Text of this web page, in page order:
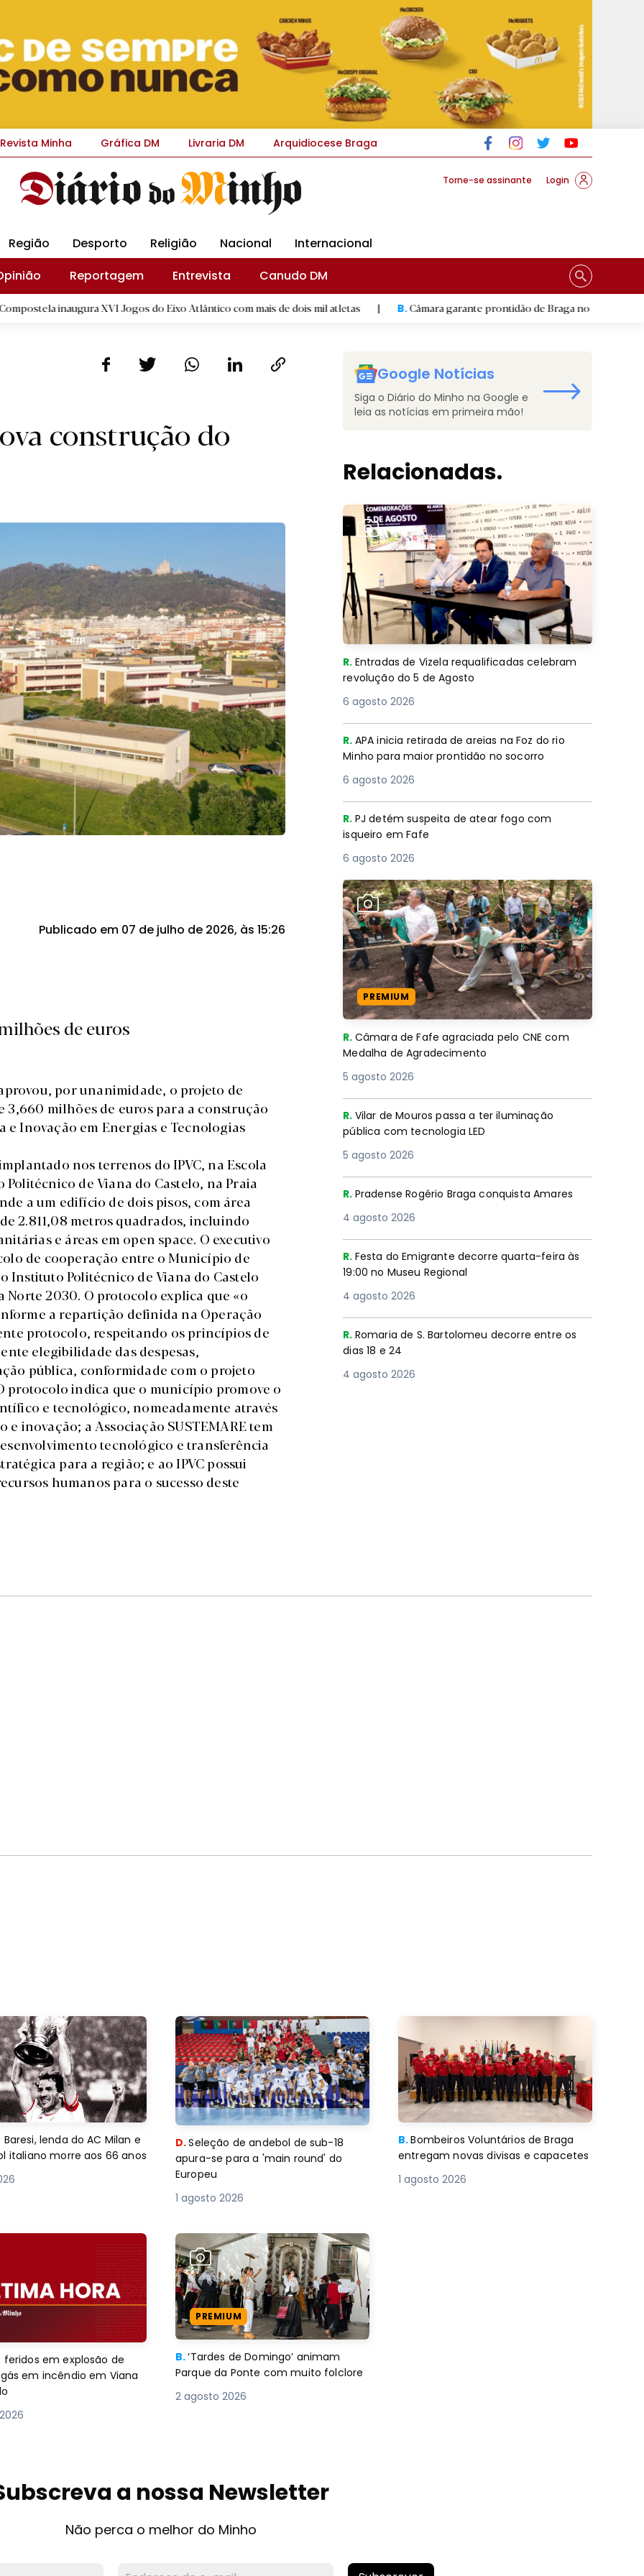
Revista Minha Gráfica DM Livraria DM Arquidiocese Braga
Torne-se assinante Login
Região Desporto Religião Nacional
Internacional
Reportagem Entrevista Canudo DM
XVI Jogos do Eixo Atlântico com mais de dois mil atletas | B.Câmara garante prontidão de Braga no resgate animal
construção do
Publicado em 07 de julho de 2026, às 15:26
de euros
por unanimidade, o projeto de
3,660 milhões de euros para a construção
Inovação em Energias e Tecnologias
nos terrenos do IPVC, na Escola
de Viana do Castelo, na Praia
a um edifício de dois pisos, com área
2.811,08 metros quadrados, incluindo
e áreas em open space. O executivo
de cooperação entre o Município de
Instituto Politécnico de Viana do Castelo
2030. O protocolo explica que «o
a repartição definida na Operação
protocolo, respeitando os princípios de
elegibilidade das despesas,
pública, conformidade com o projeto
protocolo indica que o município promove o
e tecnológico, nomeadamente através
inovação; a Associação SUSTEMARE tem
tecnológico e transferência
para a região; e ao IPVC possui
humanos para o sucesso deste
Google Notícias
Siga o Diário do Minho na Google e
leia as notícias em primeira mão!
Relacionadas.
R. Entradas de Vizela requalificadas celebram
revolução do 5 de Agosto
6 agosto 2026
R. APA inicia retirada de areias na Foz do rio
Minho para maior prontidão no socorro
6 agosto 2026
R. PJ detém suspeita de atear fogo com
isqueiro em Fafe
6 agosto 2026
PREMIUM
R. Câmara de Fafe agraciada pelo CNE com
Medalha de Agradecimento
5 agosto 2026
R. Vilar de Mouros passa a ter iluminação
pública com tecnologia LED
5 agosto 2026
R. Pradense Rogério Braga conquista Amares
4 agosto 2026
R. Festa do Emigrante decorre quarta-feira às
19:00 no Museu Regional
4 agosto 2026
R. Romaria de S. Bartolomeu decorre entre os
dias 18 e 24
4 agosto 2026
Baresi, lenda do AC Milan e
italiano morre aos 66 anos
D.Seleção de andebol de sub-18
apura-se para a 'main round' do
Europeu
1 agosto 2026
B.Bombeiros Voluntários de Braga
entregam novas divisas e capacetes
1 agosto 2026
feridos em explosão de
em incêndio em Viana
PREMIUM
B.‘Tardes de Domingo’ animam
Parque da Ponte com muito folclore
2 agosto 2026
a nossa Newsletter
Não perca o melhor do Minho